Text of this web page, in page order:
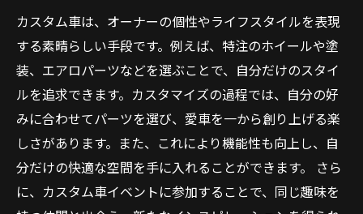
スタム車ライフを楽しもう
カスタム車は、オーナーの個性やライフスタイルを表現
する素晴らしい手段です。例えば、特注のホイールや塗
装、エアロパーツなどを選ぶことで、自分だけのスタイ
ルを追求できます。カスタマイズの過程では、自分の好
みに合わせてパーツを選び、愛車を一から創り上げる楽
しさがあります。また、これにより機能性も向上し、自
分だけの快適な空間を手に入れることができます。 さら
に、カスタム車イベントに参加することで、同じ趣味を